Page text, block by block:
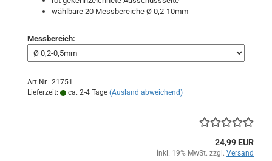
wählbare 20 Messbereiche Ø 0,2-10mm
Messbereich:
Art.Nr.: 21751
Lieferzeit:
ca. 2-4 Tage (Ausland abweichend)
24,99 EUR
inkl. 19% MwSt. zzgl. Versand